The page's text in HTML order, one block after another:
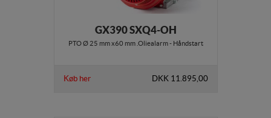
GX390 SXQ4-OH
PTO Ø 25 mm x60 mm .Oliealarm - Håndstart
Køb her DKK 11.895,00